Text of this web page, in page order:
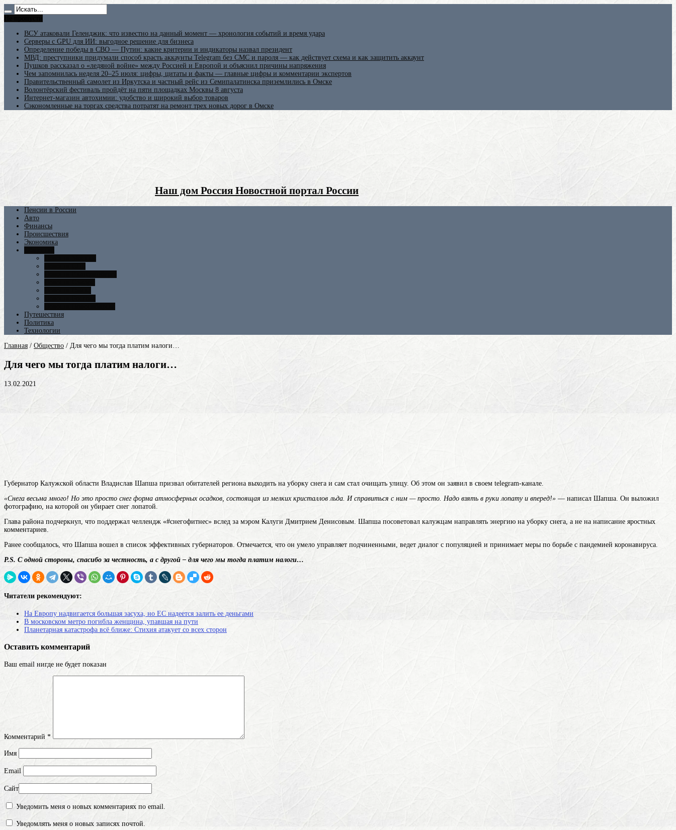
ВСУ атаковали Геленджик: что известно на данный момент — хронология событий и время удара
Серверы с GPU для ИИ: выгодное решение для бизнеса
Определение победы в СВО — Путин: какие критерии и индикаторы назвал президент
МВД: преступники придумали способ красть аккаунты Telegram без СМС и пароля — как действует схема и как защитить аккаунт
Пушков рассказал о «ледяной войне» между Россией и Европой и объяснил причины напряжения
Чем запомнилась неделя 20–25 июля: цифры, цитаты и факты — главные цифры и комментарии экспертов
Правительственный самолет из Иркутска и частный рейс из Семипалатинска приземлились в Омске
Волонтёрский фестиваль пройдёт на пяти площадках Москвы 8 августа
Интернет-магазин автохимии: удобство и широкий выбор товаров
Сэкономленные на торгах средства потратят на ремонт трех новых дорог в Омске
Наш дом Россия Новостной портал России
Пенсии в России
Авто
Финансы
Происшествия
Экономика
Путешествия
Политика
Технологии
Главная / Общество / Для чего мы тогда платим налоги…
Для чего мы тогда платим налоги…
13.02.2021
Губернатор Калужской области Владислав Шапша призвал обитателей региона выходить на уборку снега и сам стал очищать улицу. Об этом он заявил в своем telegram-канале.
«Снега весьма много! Но это просто снег форма атмосферных осадков, состоящая из мелких кристаллов льда . И справиться с ним — просто. Надо взять в руки лопату и вперед!» — написал Шапша. Он выложил
фотографию, на которой он убирает снег лопатой.
Глава района подчеркнул, что поддержал челлендж «#снегофитнес» вслед за мэром Калуги Дмитрием Денисовым. Шапша посоветовал калужцам направлять энергию на уборку снега, а не на написание яростных
комментариев.
Ранее сообщалось, что Шапша вошел в список эффективных губернаторов. Отмечается, что он умело управляет подчиненными, ведет диалог с популяцией и принимает меры по борьбе с пандемией коронавируса.
P.S. С одной стороны, спасибо за честность, а с другой – для чего мы тогда платим налоги…
Читатели рекомендуют:
На Европу надвигается большая засуха, но ЕС надеется залить ее деньгами
В московском метро погибла женщина, упавшая на пути
Планетарная катастрофа всё ближе: Стихия атакует со всех сторон
Оставить комментарий
Ваш email нигде не будет показан
Комментарий *
Имя
Email
Сайт
Уведомить меня о новых комментариях по email.
Уведомлять меня о новых записях почтой.